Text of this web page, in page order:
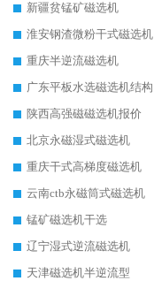
新疆贫锰矿磁选机
淮安钢渣微粉干式磁选机
重庆半逆流磁选机
广东平板水选磁选机结构
陕西高强磁磁选机报价
北京永磁湿式磁选机
重庆干式高梯度磁选机
云南ctb永磁筒式磁选机
锰矿磁选机干选
辽宁湿式逆流磁选机
天津磁选机半逆流型